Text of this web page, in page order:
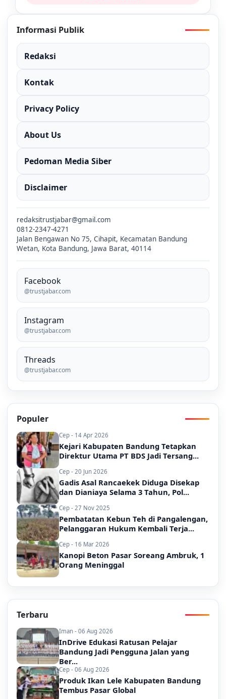
Informasi Publik
Redaksi
Kontak
Privacy Policy
About Us
Pedoman Media Siber
Disclaimer
redaksitrustjabar@gmail.com
0812-2347-4271
Jalan Bengawan No 75, Cihapit, Kecamatan Bandung
Wetan, Kota Bandung, Jawa Barat, 40114
Facebook
@trustjabar.com
Instagram
@trustjabar.com
Threads
@trustjabar.com
Populer
Cep - 14 Apr 2026
Kejari Kabupaten Bandung Tetapkan
Direktur Utama PT BDS Jadi Tersang...
Cep - 20 Jun 2026
Gadis Asal Rancaekek Diduga Disekap
dan Dianiaya Selama 3 Tahun, Pol...
Cep - 27 Nov 2025
Pembatatan Kebun Teh di Pangalengan,
Pelanggaran Hukum Kembali Terja...
Cep - 16 Mar 2026
Kanopi Beton Pasar Soreang Ambruk, 1
Orang Meninggal
Terbaru
Iman - 06 Aug 2026
InDrive Edukasi Ratusan Pelajar
Bandung Jadi Pengguna Jalan yang
Ber...
Cep - 06 Aug 2026
Produk Ikan Lele Kabupaten Bandung
Tembus Pasar Global